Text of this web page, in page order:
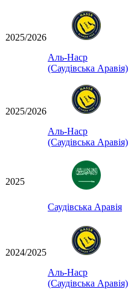
2025/2026
Аль-Наср
(Саудівська Аравія)
2025/2026
Аль-Наср
(Саудівська Аравія)
2025
Саудівська Аравія
2024/2025
Аль-Наср
(Саудівська Аравія)